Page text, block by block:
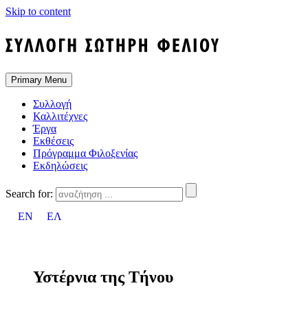
Skip to content
Primary Menu
Συλλογή
Καλλιτέχνες
Έργα
Εκθέσεις
Πρόγραμμα Φιλοξενίας
Εκδηλώσεις
Search for:
EN
ΕΛ
Υστέρνια της Τήνου